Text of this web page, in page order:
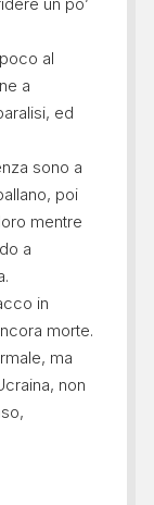
al
a
ed
sono a
poi
mentre
a
in
morte.
ma
non